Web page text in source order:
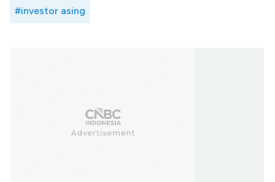
#investor asing